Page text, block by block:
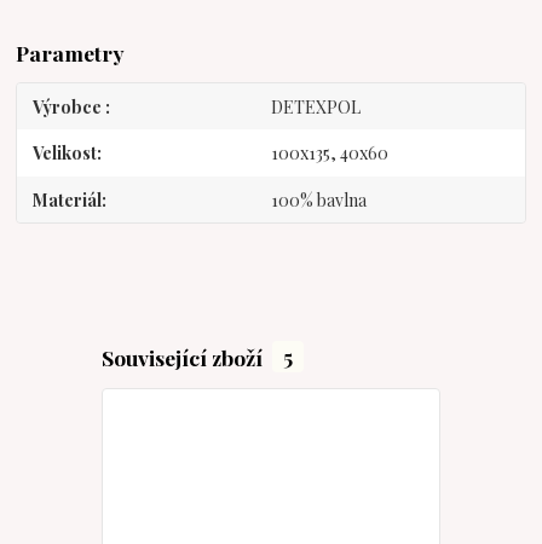
Parametry
Výrobce DETEXPOL
Velikost 100x135, 40x60
Materiál 100% bavlna
Související zboží 5